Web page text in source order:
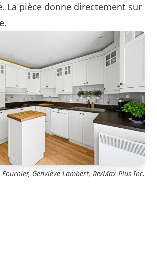
La pièce donne directement sur
Genviève Lambert, Re/Max Plus Inc.